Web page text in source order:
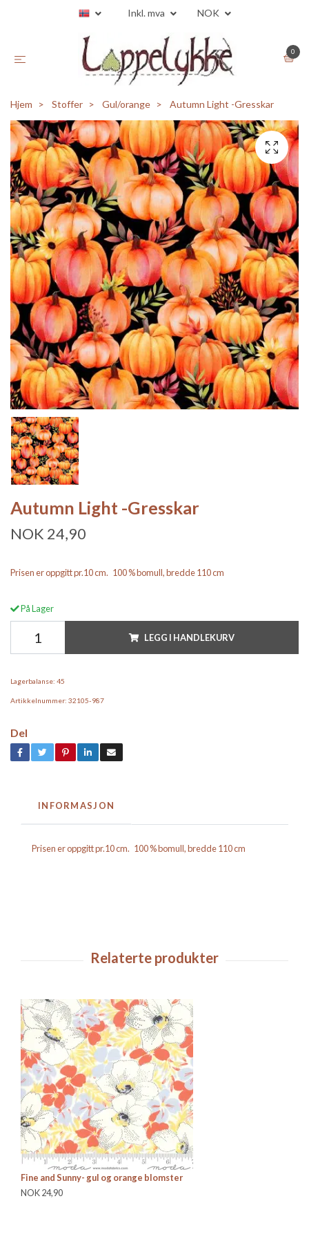
Inkl. mva NOK
0
Hjem Stoffer Gul/orange Autumn Light -Gresskar
Autumn Light -Gresskar
NOK 24,90
Prisen er oppgitt pr.10 cm. 100 % bomull, bredde 110 cm
På Lager
LEGG I HANDLEKURV
Lagerbalanse: 45
Artikkelnummer: 32105-987
Del
INFORMASJON
Prisen er oppgitt pr.10 cm. 100 % bomull, bredde 110 cm
Fine and Sunny- gul og orange blomster
NOK 24,90